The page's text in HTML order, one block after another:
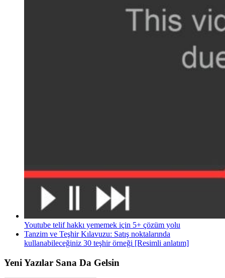
Youtube telif hakkı yememek için 5+ çözüm yolu
Tanzim ve Teşhir Kılavuzu: Satış noktalarında
kullanabileceğiniz 30 teşhir örneği [Resimli anlatım]
Yeni Yazılar Sana Da Gelsin